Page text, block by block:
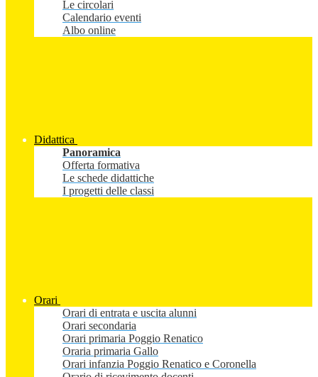
Le circolari
Calendario eventi
Albo online
Didattica
Panoramica
Offerta formativa
Le schede didattiche
I progetti delle classi
Orari
Orari di entrata e uscita alunni
Orari secondaria
Orari primaria Poggio Renatico
Oraria primaria Gallo
Orari infanzia Poggio Renatico e Coronella